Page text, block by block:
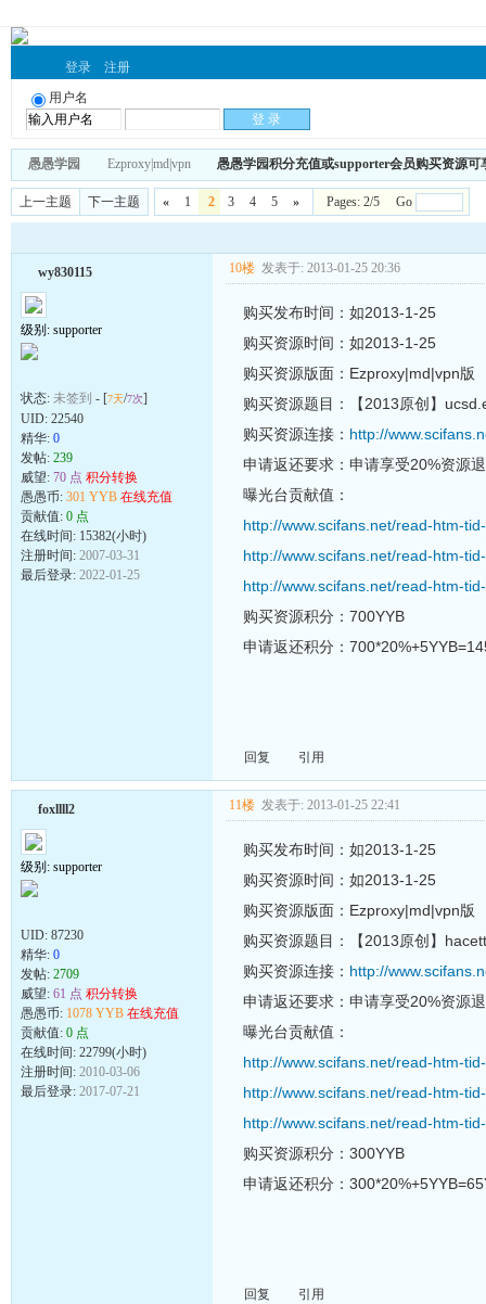
登录 注册
用户名
愚愚学园 Ezproxy|md|vpn 愚愚学园积分充值或supporter会员购买资源
上一主题 下一主题 « 1 2 3 4 5 » Pages: 2/5 Go
wy830115
级别: supporter
状态: 未签到 - [7天/7次]
UID: 22540
精华: 0
发帖: 239
威望: 70 点 积分转换
愚愚币: 301 YYB 在线充值
贡献值: 0 点
在线时间: 15382(小时)
注册时间: 2007-03-31
最后登录: 2022-01-25
10楼 发表于: 2013-01-25 20:36
购买发布时间：如2013-1-25
购买资源时间：如2013-1-25
购买资源版面：Ezproxy|md|vpn版
购买资源题目：【2013原创】
购买资源连接： http://
申请返还要求：申请享受20%资源
曝光台贡献值：
http://www.scifans.net/read-htm-
http://www.scifans.net/read-htm-
http://www.scifans.net/read-htm-
购买资源积分：700YYB
申请返还积分：
回复 引用
foxllll2
级别: supporter
UID: 87230
精华: 0
发帖: 2709
威望: 61 点 积分转换
愚愚币: 1078 YYB 在线充值
贡献值: 0 点
在线时间: 22799(小时)
注册时间: 2010-03-06
最后登录: 2017-07-21
11楼 发表于: 2013-01-25 22:41
购买发布时间：如2013-1-25
购买资源时间：如2013-1-25
购买资源版面：Ezproxy|md|vpn版
购买资源题目：【2013原创】
购买资源连接： http://
申请返还要求：申请享受20%资源
曝光台贡献值：
http://www.scifans.net/read-htm-
http://www.scifans.net/read-htm-
http://www.scifans.net/read-htm-
购买资源积分：300YYB
申请返还积分：
回复 引用